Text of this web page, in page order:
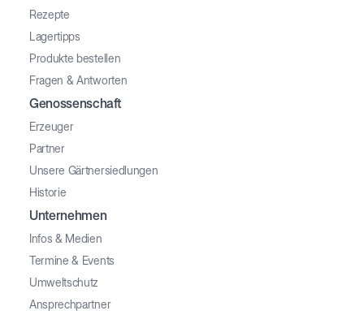
Rezepte
Lagertipps
Produkte bestellen
Fragen & Antworten
Genossenschaft
Erzeuger
Partner
Unsere Gärtnersiedlungen
Historie
Unternehmen
Infos & Medien
Termine & Events
Umweltschutz
Ansprechpartner